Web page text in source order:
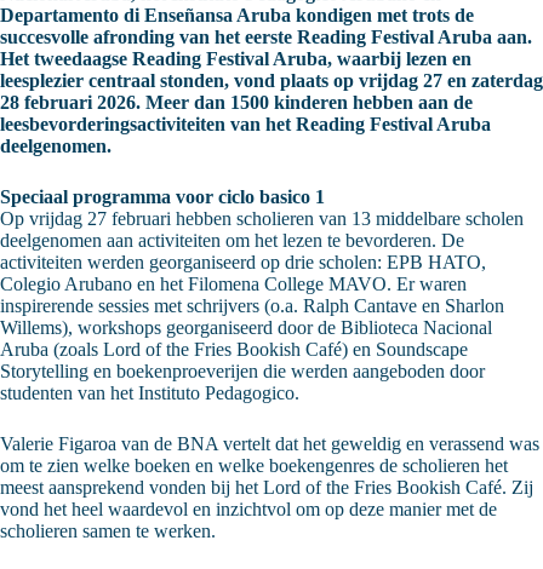
Departamento di Enseñansa Aruba kondigen met trots de
succesvolle afronding van het eerste Reading Festival Aruba aan.
Het tweedaagse Reading Festival Aruba, waarbij lezen en
leesplezier centraal stonden, vond plaats op vrijdag 27 en zaterdag
28 februari 2026. Meer dan 1500 kinderen hebben aan de
leesbevorderingsactiviteiten van het Reading Festival Aruba
deelgenomen.
Speciaal programma voor ciclo basico 1
Op vrijdag 27 februari hebben scholieren van 13 middelbare scholen
deelgenomen aan activiteiten om het lezen te bevorderen. De
activiteiten werden georganiseerd op drie scholen: EPB HATO,
Colegio Arubano en het Filomena College MAVO. Er waren
inspirerende sessies met schrijvers (o.a. Ralph Cantave en Sharlon
Willems), workshops georganiseerd door de Biblioteca Nacional
Aruba (zoals Lord of the Fries Bookish Café) en Soundscape
Storytelling en boekenproeverijen die werden aangeboden door
studenten van het Instituto Pedagogico.
Valerie Figaroa van de BNA vertelt dat het geweldig en verassend was
om te zien welke boeken en welke boekengenres de scholieren het
meest aansprekend vonden bij het Lord of the Fries Bookish Café. Zij
vond het heel waardevol en inzichtvol om op deze manier met de
scholieren samen te werken.